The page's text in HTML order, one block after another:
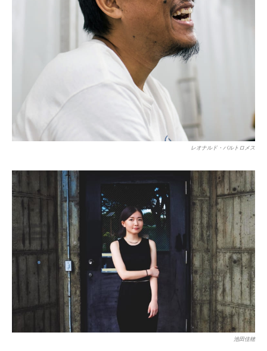
レオナルド・バルトロメス
池田佳穂